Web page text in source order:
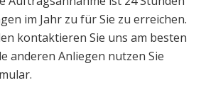
zu für Sie zu erreichen.
Sie uns am besten
anderen Anliegen nutzen Sie